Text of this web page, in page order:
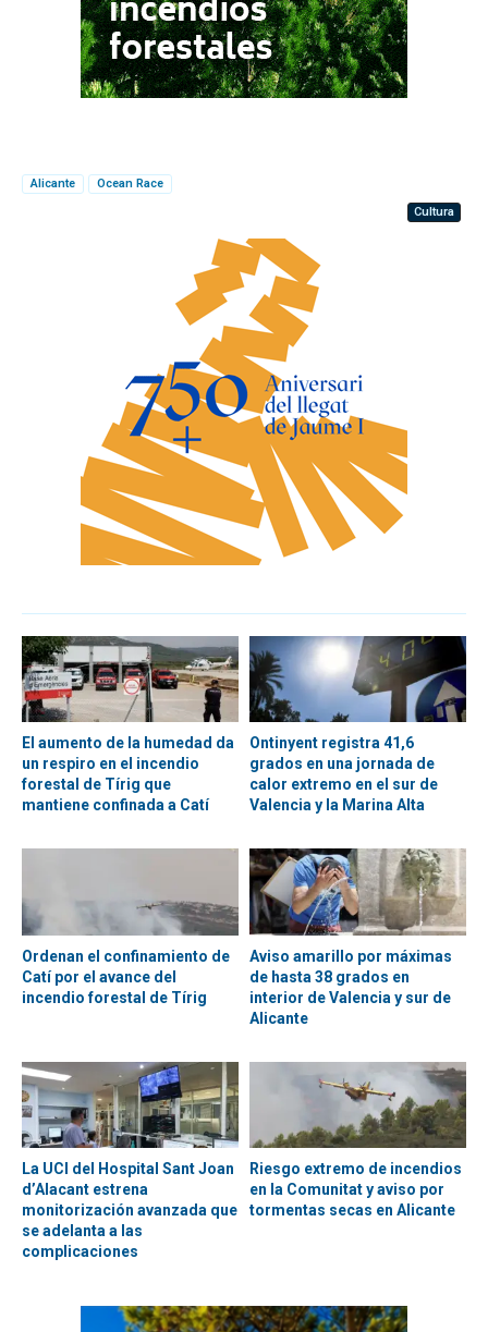
Alicante
Ocean Race
Cultura
El aumento de la humedad da
un respiro en el incendio
forestal de Tírig que
mantiene confinada a Catí
Ontinyent registra 41,6
grados en una jornada de
calor extremo en el sur de
Valencia y la Marina Alta
Ordenan el confinamiento de
Catí por el avance del
incendio forestal de Tírig
Aviso amarillo por máximas
de hasta 38 grados en
interior de Valencia y sur de
Alicante
La UCI del Hospital Sant Joan
d’Alacant estrena
monitorización avanzada que
se adelanta a las
complicaciones
Riesgo extremo de incendios
en la Comunitat y aviso por
tormentas secas en Alicante